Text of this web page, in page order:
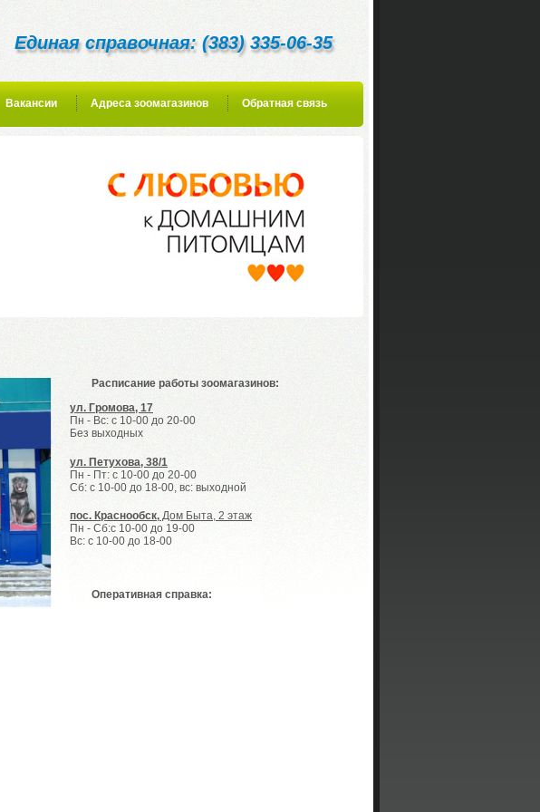
Единая справочная: (383) 335-06-35
Вакансии Адреса зоомагазинов Обратная связь
Расписание работы зоомагазинов:
ул. Громова, 17
Пн - Вс: с 10-00 до 20-00
Без выходных
ул. Петухова, 38/1
Пн - Пт: с 10-00 до 20-00
Сб: с 10-00 до 18-00, вс: выходной
пос. Краснообск, Дом Быта, 2 этаж
Пн - Сб:с 10-00 до 19-00
Вс: с 10-00 до 18-00
Оперативная справка: